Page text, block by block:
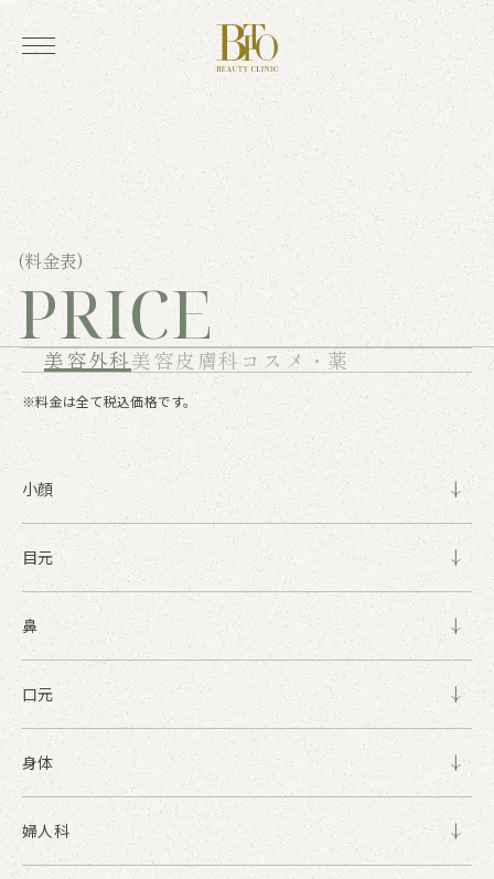
(料金表)
PRICE
美容外科美容皮膚科コスメ・薬
※料金は全て税込価格です。
小顔
目元
鼻
口元
身体
婦人科